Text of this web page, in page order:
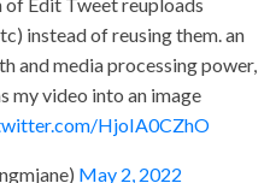
of Edit Tweet reuploads
instead of reusing them. an
and media processing power,
my video into an image
HjoIA0CZhO
May 2, 2022